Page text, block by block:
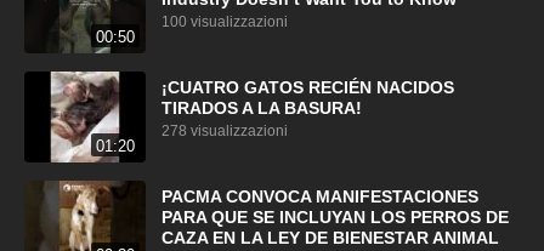
00:50
100 visualizzazioni
01:20
¡CUATRO GATOS RECIÉN NACIDOS
TIRADOS A LA BASURA!
278 visualizzazioni
PACMA CONVOCA MANIFESTACIONES
PARA QUE SE INCLUYAN LOS PERROS DE
CAZA EN LA LEY DE BIENESTAR ANIMAL